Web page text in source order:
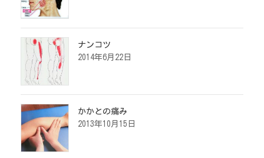
ナンコツ
2014年6月22日
かかとの痛み
2013年10月15日